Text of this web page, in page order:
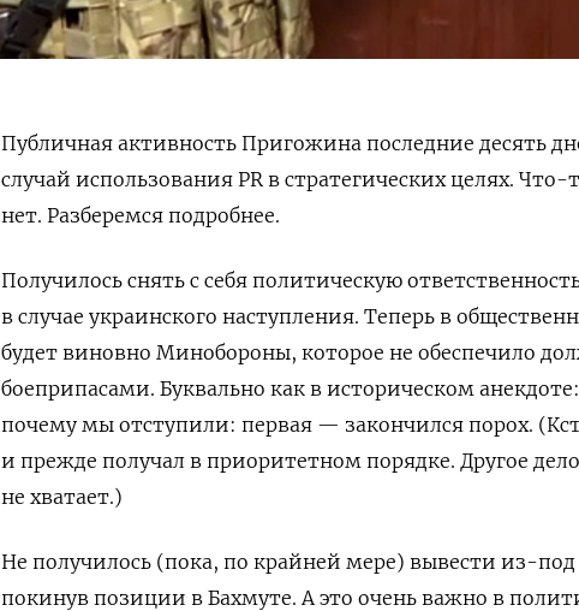
Публичная активность Пригожина последние десять
случай использования PR в стратегических целях.
нет. Разберемся подробнее.
Получилось снять с себя политическую
в случае украинского наступления. Теперь в
будет виновно Минобороны, которое не обеспечило
боеприпасами. Буквально как в историческом
почему мы отступили: первая — закончился порох.
и прежде получал в приоритетном порядке. Другое
не хватает.)
Не получилось (пока, по крайней мере) вывести из-под
покинув позиции в Бахмуте. А это очень важно в